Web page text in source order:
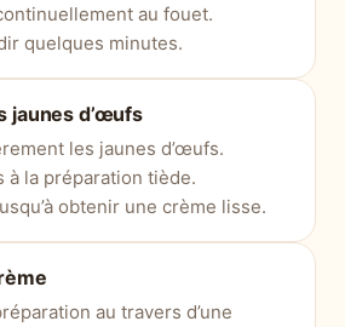
au fouet.
quelques minutes.
jaunes d’œufs
les jaunes d’œufs.
à la préparation tiède.
obtenir une crème lisse.
au travers d’une